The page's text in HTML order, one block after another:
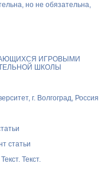
но не обязательна,
ИГРОВЫМИ
ШКОЛЫ
г. Волгоград, Россия
статьи
Текст.